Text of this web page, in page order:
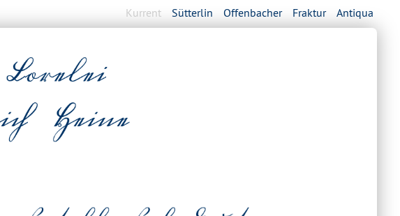
Kurrent Sütterlin Offenbacher Fraktur Antiqua